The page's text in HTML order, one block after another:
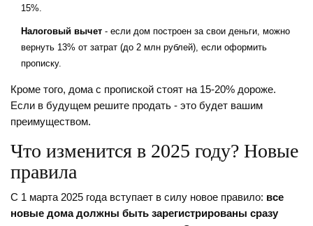
15%.
Налоговый вычет - если дом построен за свои деньги, можно
вернуть 13% от затрат (до 2 млн рублей), если оформить
прописку.
Кроме того, дома с пропиской стоят на 15-20% дороже.
Если в будущем решите продать - это будет вашим
преимуществом.
Что изменится в 2025 году? Новые
правила
С 1 марта 2025 года вступает в силу новое правило: все
новые дома должны быть зарегистрированы сразу